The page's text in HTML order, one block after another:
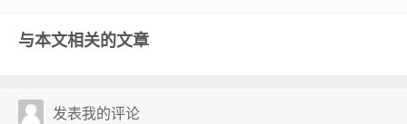
与本文相关的文章
发表我的评论